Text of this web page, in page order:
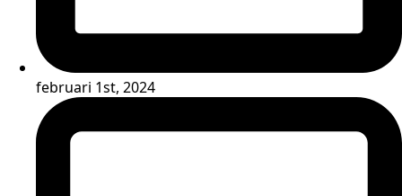
februari 1st, 2024